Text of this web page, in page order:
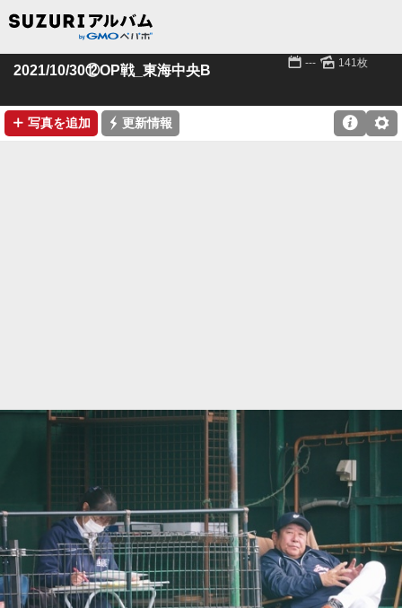
2021/10/30⑫OP戦_東海中央B 📅 --- 🌄 141枚
➕ 写真を追加 ⚡ 更新情報 ⚙
